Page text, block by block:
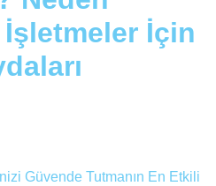
İşletmeler İçin
Güvende Tutmanın En Etkili